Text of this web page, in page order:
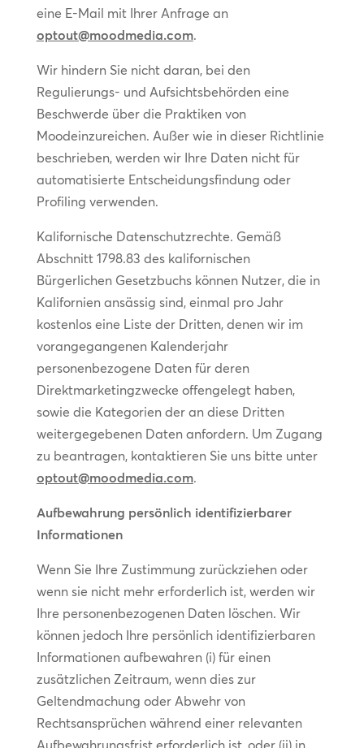
eine E-Mail mit Ihrer Anfrage an
optout@moodmedia.com.
Wir hindern Sie nicht daran, bei den
Regulierungs- und Aufsichtsbehörden eine
Beschwerde über die Praktiken von
Moodeinzureichen. Außer wie in dieser Richtlinie
beschrieben, werden wir Ihre Daten nicht für
automatisierte Entscheidungsfindung oder
Profiling verwenden.
Kalifornische Datenschutzrechte. Gemäß
Abschnitt 1798.83 des kalifornischen
Bürgerlichen Gesetzbuchs können Nutzer, die in
Kalifornien ansässig sind, einmal pro Jahr
kostenlos eine Liste der Dritten, denen wir im
vorangegangenen Kalenderjahr
personenbezogene Daten für deren
Direktmarketingzwecke offengelegt haben,
sowie die Kategorien der an diese Dritten
weitergegebenen Daten anfordern. Um Zugang
zu beantragen, kontaktieren Sie uns bitte unter
optout@moodmedia.com.
Aufbewahrung persönlich identifizierbarer
Informationen
Wenn Sie Ihre Zustimmung zurückziehen oder
wenn sie nicht mehr erforderlich ist, werden wir
Ihre personenbezogenen Daten löschen. Wir
können jedoch Ihre persönlich identifizierbaren
Informationen aufbewahren (i) für einen
zusätzlichen Zeitraum, wenn dies zur
Geltendmachung oder Abwehr von
Rechtsansprüchen während einer relevanten
Aufbewahrungsfrist erforderlich ist, oder (ii) in